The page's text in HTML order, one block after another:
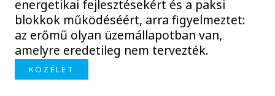
energetikai fejlesztésekért és a paksi
blokkok működéséért, arra figyelmeztet:
az erőmű olyan üzemállapotban van,
amelyre eredetileg nem tervezték.
KÖZÉLET